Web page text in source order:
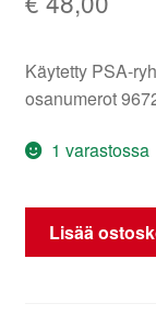
Käytetty PSA-
osanumerot
1 varastossa
Robottivaihteiston
vaihteenvalitsin,
Lisää